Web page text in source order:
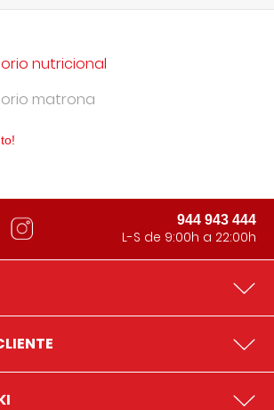
nutricional
matrona
944 943 444
L-S de 9:00h a 22:00h